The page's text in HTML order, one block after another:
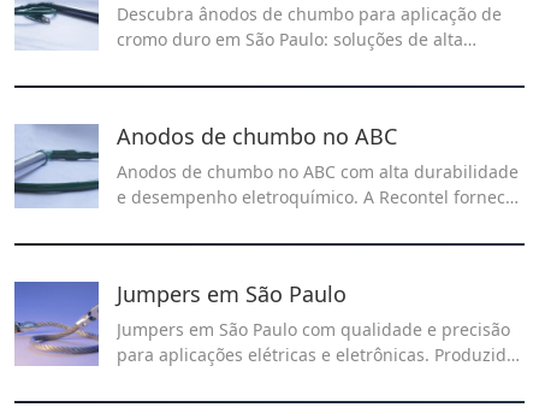
Descubra ânodos de chumbo para aplicação de
cromo duro em São Paulo: soluções de alta
duráveis. Garanta qualidade superior e
especializados.
Anodos de chumbo no ABC
Anodos de chumbo no ABC com alta durabilidade
e desempenho eletroquímico. A Recontel fornece
garantindo resistência, eficiência e estabilidade
Jumpers em São Paulo
Jumpers em São Paulo com qualidade e precisão
para aplicações elétricas e eletrônicas. Produzidos
durabilidade. Solicite um orçamento e encontre a